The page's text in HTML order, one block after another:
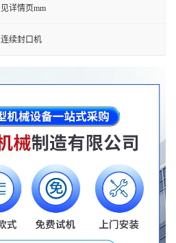
见详情页mm
连续封口机